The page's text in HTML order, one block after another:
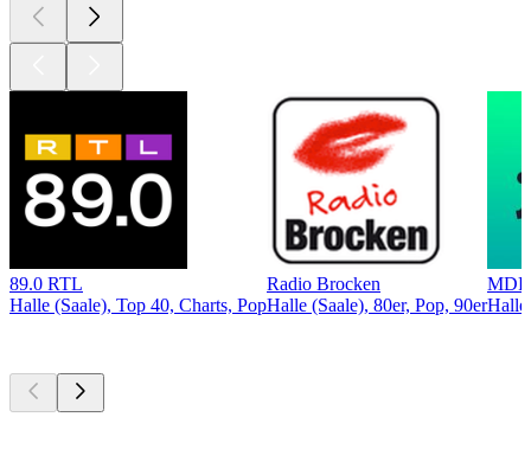
89.0 RTL
Halle (Saale), Top 40, Charts, Pop
Radio Brocken
Halle (Saale), 80er, Pop, 90erHalle